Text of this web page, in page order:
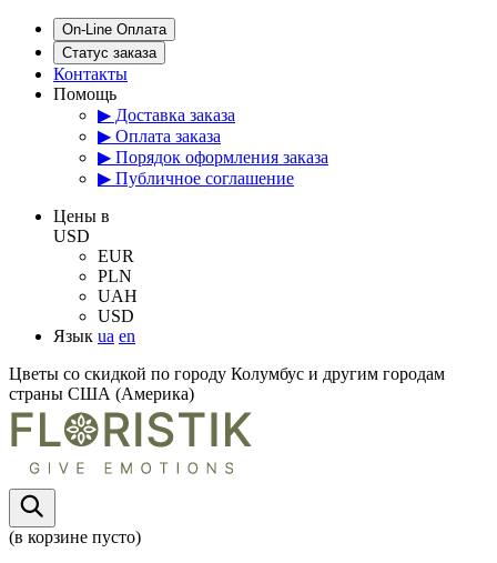
On-Line Оплата
Статус заказа
Контакты
Помощь
▶ Доставка заказа
▶ Оплата заказа
▶ Порядок оформления заказа
▶ Публичное соглашение
Цены в
USD
EUR
PLN
UAH
USD
Язык ua en
Цветы со скидкой по городу Колумбус и другим городам
страны США (Америка)
(в корзине пусто)